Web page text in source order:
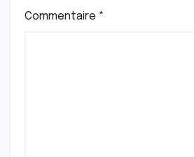
Commentaire *